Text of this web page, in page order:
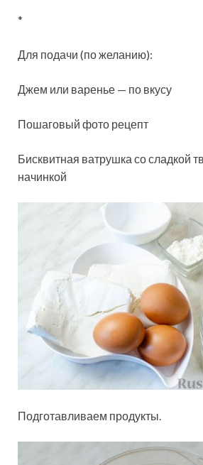
*
Для подачи (по желанию):
Джем или варенье — по вкусу
Пошаговый фото рецепт
Бисквитная ватрушка со сладкой
начинкой
Подготавливаем продукты.